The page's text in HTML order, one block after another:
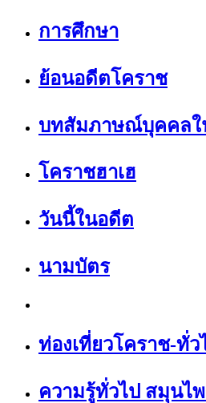
การศึกษา
ย้อนอดีตโคราช
บทสัมภาษณ์บุคคลใ
โคราชฮาเฮ
วันนี้ในอดีต
นามบัตร
ท่องเที่ยวโคราช-ทั่ว
ความรู้ทั่วไป สมุนไ